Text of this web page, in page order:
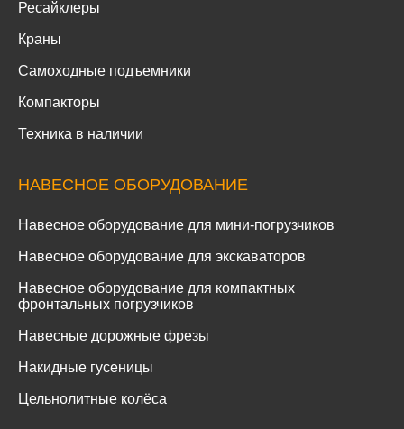
Ресайклеры
Краны
Самоходные подъемники
Компакторы
Техника в наличии
НАВЕСНОЕ ОБОРУДОВАНИЕ
Навесное оборудование для мини-погрузчиков
Навесное оборудование для экскаваторов
Навесное оборудование для компактных
фронтальных погрузчиков
Навесные дорожные фрезы
Накидные гусеницы
Цельнолитные колёса